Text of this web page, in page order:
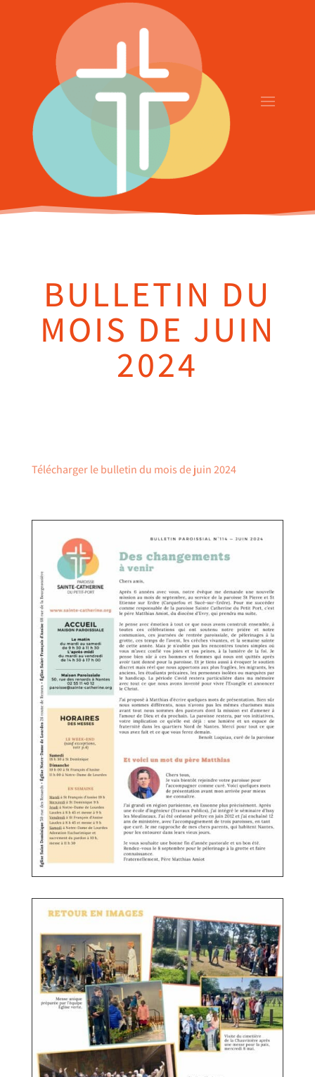
BULLETIN DU
MOIS DE JUIN
2024
Télécharger le bulletin du mois de juin 2024